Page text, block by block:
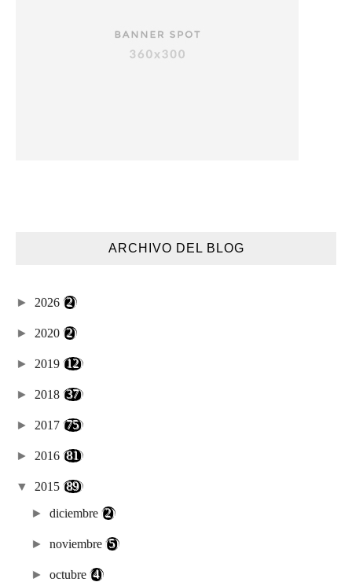
ARCHIVO DEL BLOG
► 2026 (2)
► 2020 (2)
► 2019 (12)
► 2018 (37)
► 2017 (75)
► 2016 (81)
▼ 2015 (89)
►diciembre(2)
►noviembre(5)
►octubre(4)